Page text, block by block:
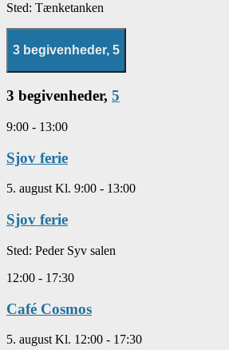
Sted: Tænketanken
3 begivenheder, 5
3 begivenheder, 5
9:00 - 13:00
Sjov ferie
5. august Kl. 9:00 - 13:00
Sjov ferie
Sted: Peder Syv salen
12:00 - 17:30
Café Cosmos
5. august Kl. 12:00 - 17:30